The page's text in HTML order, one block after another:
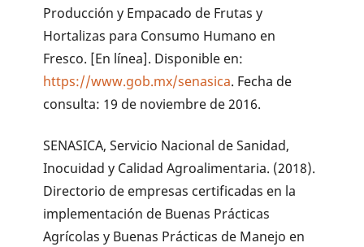
Producción y Empacado de Frutas y
Hortalizas para Consumo Humano en
Fresco. [En línea]. Disponible en:
https://www.gob.mx/senasica. Fecha de
consulta: 19 de noviembre de 2016.
SENASICA, Servicio Nacional de Sanidad,
Inocuidad y Calidad Agroalimentaria. (2018).
Directorio de empresas certificadas en la
implementación de Buenas Prácticas
Agrícolas y Buenas Prácticas de Manejo en